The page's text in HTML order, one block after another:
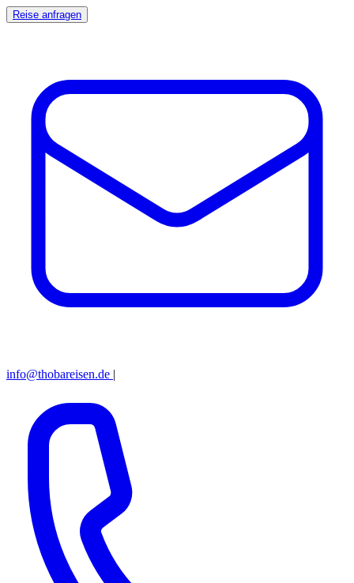
Reise anfragen
info@thobareisen.de |